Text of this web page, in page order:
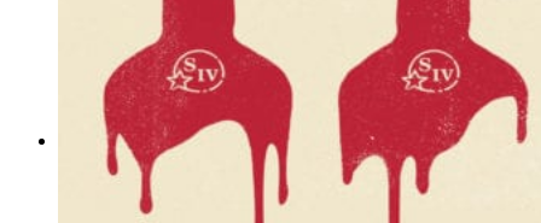
pracovné ponuky
DeTePe [dtp]
ZÁKAZKY
FREE
NÁVODY
základy DTP
pre klientov
pdf, ps, acrobat, distiller